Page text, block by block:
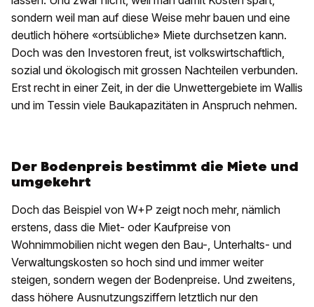
sondern weil man auf diese Weise mehr bauen und eine
deutlich höhere «ortsübliche» Miete durchsetzen kann.
Doch was den Investoren freut, ist volkswirtschaftlich,
sozial und ökologisch mit grossen Nachteilen verbunden.
Erst recht in einer Zeit, in der die Unwettergebiete im Wallis
und im Tessin viele Baukapazitäten in Anspruch nehmen.
Der Bodenpreis bestimmt die Miete und
umgekehrt
Doch das Beispiel von W+P zeigt noch mehr, nämlich
erstens, dass die Miet- oder Kaufpreise von
Wohnimmobilien nicht wegen den Bau-, Unterhalts- und
Verwaltungskosten so hoch sind und immer weiter
steigen, sondern wegen der Bodenpreise. Und zweitens,
dass höhere Ausnutzungsziffern letztlich nur den